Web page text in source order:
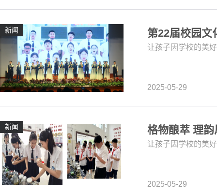
新闻 第22届校园文
让孩子因学校的美
2025-05-29
新闻 格物酿萃 理韵
让孩子因学校的美
2025-05-29